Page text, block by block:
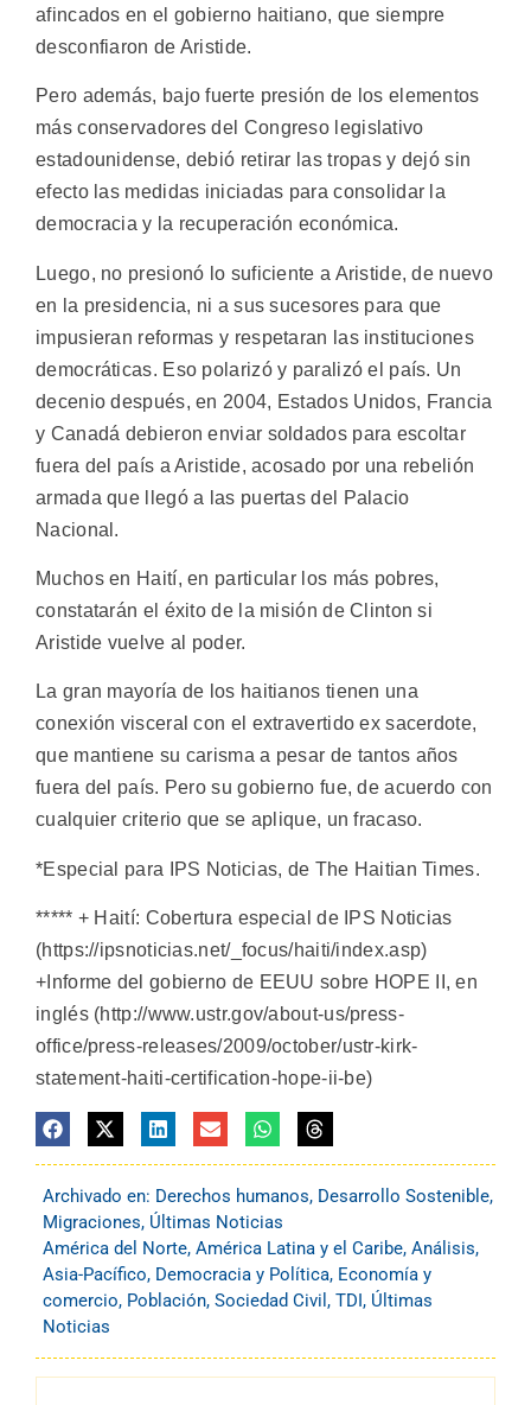
afincados en el gobierno haitiano, que siempre
desconfiaron de Aristide.
Pero además, bajo fuerte presión de los elementos
más conservadores del Congreso legislativo
estadounidense, debió retirar las tropas y dejó sin
efecto las medidas iniciadas para consolidar la
democracia y la recuperación económica.
Luego, no presionó lo suficiente a Aristide, de nuevo
en la presidencia, ni a sus sucesores para que
impusieran reformas y respetaran las instituciones
democráticas. Eso polarizó y paralizó el país. Un
decenio después, en 2004, Estados Unidos, Francia
y Canadá debieron enviar soldados para escoltar
fuera del país a Aristide, acosado por una rebelión
armada que llegó a las puertas del Palacio
Nacional.
Muchos en Haití, en particular los más pobres,
constatarán el éxito de la misión de Clinton si
Aristide vuelve al poder.
La gran mayoría de los haitianos tienen una
conexión visceral con el extravertido ex sacerdote,
que mantiene su carisma a pesar de tantos años
fuera del país. Pero su gobierno fue, de acuerdo con
cualquier criterio que se aplique, un fracaso.
*Especial para IPS Noticias, de The Haitian Times.
***** + Haití: Cobertura especial de IPS Noticias
(https://ipsnoticias.net/_focus/haiti/index.asp)
+Informe del gobierno de EEUU sobre HOPE II, en
inglés (http://www.ustr.gov/about-us/press-
office/press-releases/2009/october/ustr-kirk-
statement-haiti-certification-hope-ii-be)
Archivado en: Derechos humanos, Desarrollo Sostenible,
Migraciones, Últimas Noticias
América del Norte, América Latina y el Caribe, Análisis,
Asia-Pacífico, Democracia y Política, Economía y
comercio, Población, Sociedad Civil , TDI, Últimas
Noticias